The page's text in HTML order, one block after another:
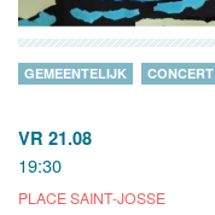
VR 21.08
19:30
PLACE SAINT-JOSSE
GEMEENTELIJK CONCERT